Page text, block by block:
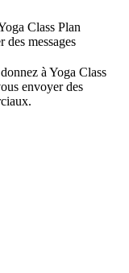
Class Plan
des messages
à Yoga Class
envoyer des